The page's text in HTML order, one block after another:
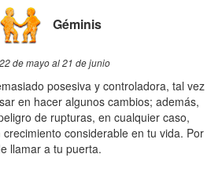
Géminis
de mayo al 21 de junio
posesiva y controladora, tal vez
en hacer algunos cambios; además,
de rupturas, en cualquier caso,
considerable en tu vida. Por
llamar a tu puerta.